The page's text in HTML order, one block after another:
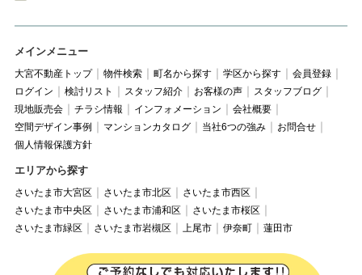
メインメニュー
大宮不動産トップ 物件検索 町名から探す 学区から探す
会員登録
ログイン
検討リスト スタッフ紹介 お客様の声
スタッフブログ
現地販売会
チラシ情報 インフォメーション
会社概要
空間デザイン事例
マンションカタログ 当社6つの強み
お問合せ
個人情報保護方針
エリアから探す
さいたま市大宮区 さいたま市北区
さいたま市西区
さいたま市中央区
さいたま市浦和区
さいたま市桜区
さいたま市緑区
さいたま市岩槻区 上尾市 伊奈町 蓮田市